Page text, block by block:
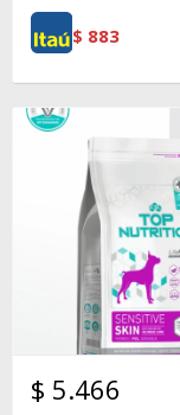
$ 883
$ 5.466